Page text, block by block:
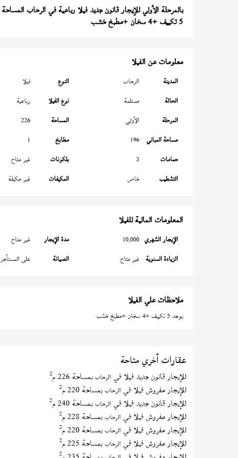
بالمرحلة الأولي للإيجار قانون جديد فيلا رباعية في الرحاب المساحة 226 متر
5 تكييف +4 سخان +مطبخ خشب
معلومات عن الفيلا
المدينة الرحاب النوع فيلا
الحالة
مستلمة نوع الفيلا رباعية
المرحلة
الأولي المساحة 226
مساحة المباني 196 مطابخ 1
حمامات
3 بلكونات غير متاح
التشطيب
خاص المكيفات غير مكيفة
المعلومات المالية للفيلا
الإيجار الشهري 10,000 مدة الإيجار غير متاح
الزيادة السنوية غير متاح الصيانة على المستأجر
ملاحظات علي الفيلا
يوجد 5 تكييف +4 سخان +مطبخ خشب
عقارات أخري متاحة
للإيجار قانون جديد فيلا في الرحاب بمساحة 226 م 2
للإيجار مفروش فيلا في الرحاب بمساحة 220 م 2
للإيجار قانون جديد فيلا في الرحاب بمساحة 240 م 2
للإيجار مفروش فيلا في الرحاب بمساحة 228 م 2
للإيجار مفروش فيلا في الرحاب بمساحة 220 م 2
للإيجار مفروش فيلا في الرحاب بمساحة 225 م 2
2